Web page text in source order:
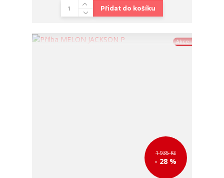
Přidat do košíku
Akce
1 935 Kč
- 28 %